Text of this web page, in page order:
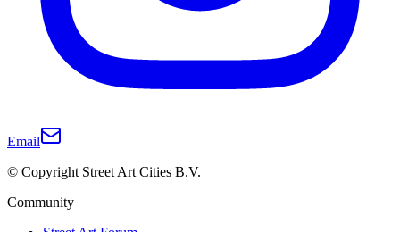
Email
© Copyright Street Art Cities B.V.
Community